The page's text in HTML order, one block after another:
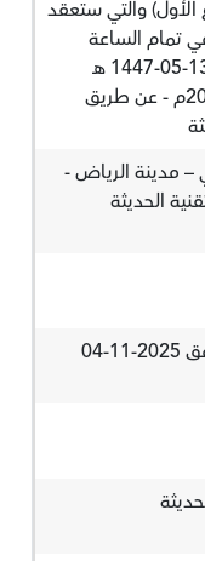
الأول) والتي ستعقد
تمام الساعة
20:00 يوم الثلاثاء 13-05-1447 هـ
الموافق 04-11-2025م - عن طريق
– مدينة الرياض -
الحديثة